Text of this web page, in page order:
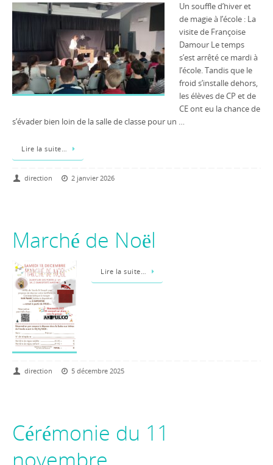
Un souffle d’hiver et
de magie à l’école : La
visite de Françoise
Damour Le temps
s’est arrêté ce mardi à
l’école. Tandis que le
froid s’installe dehors,
les élèves de CP et de
CE ont eu la chance de
s’évader bien loin de la salle de classe pour un …
Lire la suite…
direction 2 janvier 2026
Marché de Noël
Lire la suite…
direction 5 décembre 2025
Cérémonie du 11